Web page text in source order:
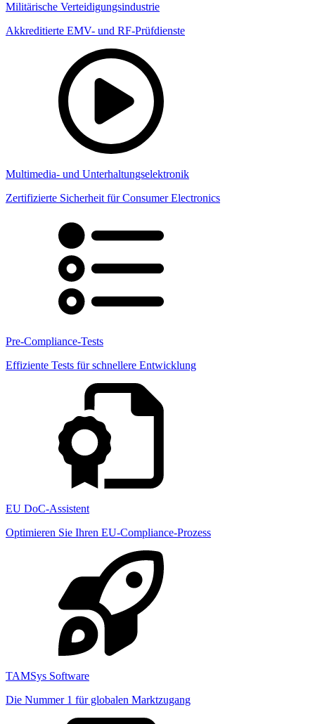
Militärische Verteidigungsindustrie
Akkreditierte EMV- und RF-Prüfdienste
Multimedia- und Unterhaltungselektronik
Zertifizierte Sicherheit für Consumer Electronics
Pre-Compliance-Tests
Effiziente Tests für schnellere Entwicklung
EU DoC-Assistent
Optimieren Sie Ihren EU-Compliance-Prozess
TAMSys Software
Die Nummer 1 für globalen Marktzugang